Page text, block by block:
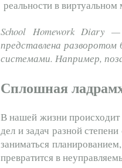
School Homework Diary
представлена
системами. Например,
Сплошная
В нашей жизни
дел и задач разной
заниматься
превратится в